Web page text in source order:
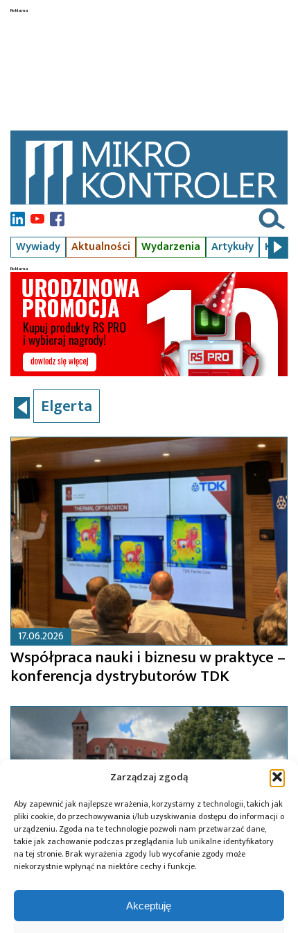
Zarządzaj zgodą
Aby zapewnić jak najlepsze wrażenia, korzystamy z technologii, takich jak
pliki cookie, do przechowywania i/lub uzyskiwania dostępu do informacji o
urządzeniu. Zgoda na te technologie pozwoli nam przetwarzać dane,
takie jak zachowanie podczas przeglądania lub unikalne identyfikatory
na tej stronie. Brak wyrażenia zgody lub wycofanie zgody może
niekorzystnie wpłynąć na niektóre cechy i funkcje.
Akceptuję
Wywiady Aktualności Wydarzenia Artykuły Kursy
Elgerta
17.06.2026
Współpraca nauki i biznesu w praktyce –
konferencja dystrybutorów TDK
Których dystrybutorów wyróżniła w tym